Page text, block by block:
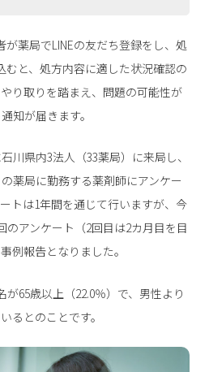
が薬局でLINEの友だち登録をし、処
むと、処方内容に適した状況確認の
り取りを踏まえ、問題の可能性が
知が届きます。
川県内3法人（33薬局）に来局し、
薬局に勤務する薬剤師にアンケー
トは1年間を通じて行いますが、今
のアンケート（2回目は2カ月目を目
例報告となりました。
が65歳以上（22.0％）で、男性より
るとのことです。